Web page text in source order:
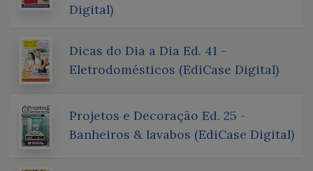
Digital)
Dicas do Dia a Dia Ed. 41 -
Eletrodomésticos (EdiCase Digital)
Projetos e Decoração Ed. 25 -
Banheiros & lavabos (EdiCase Digital)